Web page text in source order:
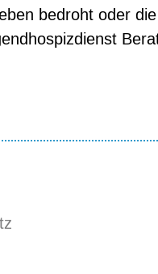
bedroht oder